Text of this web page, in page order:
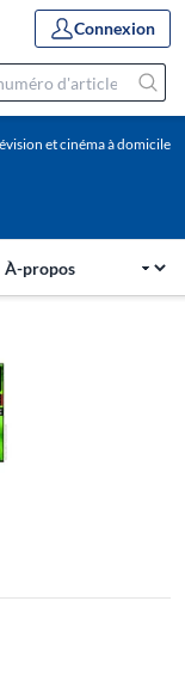
Connexion
et cinéma à domicile